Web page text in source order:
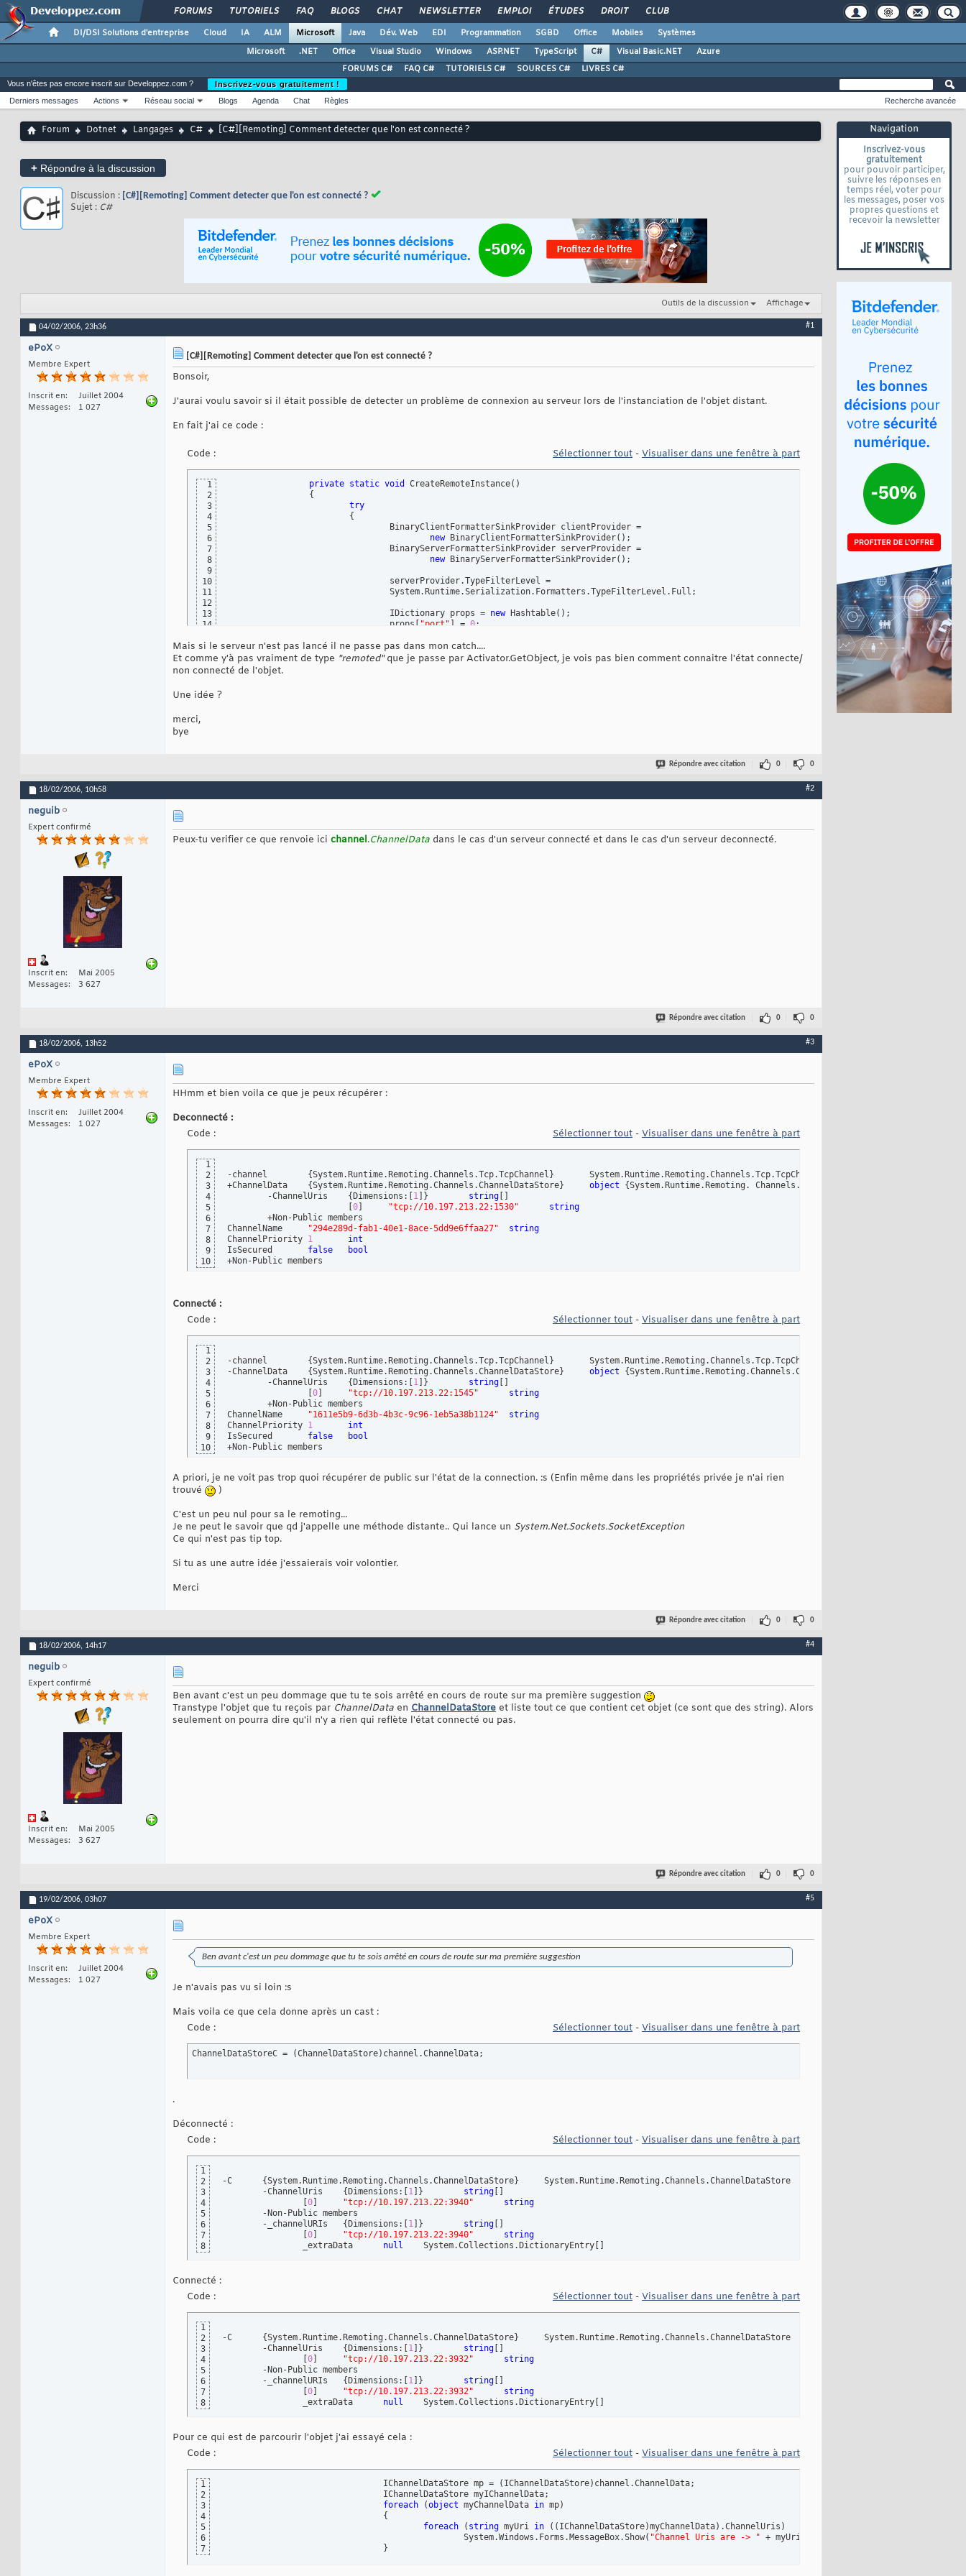
FORUMS TUTORIELS FAQ BLOGS CHAT NEWSLETTER EMPLOI ÉTUDES DROIT CLUB
DI/DSI Solutions d'entreprise Cloud IA ALM Microsoft Java Dév. Web EDI Programmation SGBD Office Mobiles
Systèmes
Microsoft
.NET Office Visual Studio Windows ASP.NET TypeScript C# Visual Basic.NET
Azure
FORUMS C#
FAQ C# TUTORIELS C# SOURCES C# LIVRES C#
Navigation
Inscrivez-vous
gratuitement
pour pouvoir participer,
suivre les réponses en
temps réel, voter pour
les messages, poser vos
propres questions et
recevoir la newsletter
Vous n'êtes pas encore inscrit sur Developpez.com ?
Inscrivez-vous gratuitement !
Derniers messages
Actions Réseau social Blogs Agenda Chat Règles Recherche avancée
Forum Dotnet Langages C# [C#][Remoting] Comment detecter que l'on est connecté ?
+ Répondre à la discussion
Discussion : [C#][Remoting] Comment detecter que l'on est connecté ?
Sujet : C#
Outils de la discussion Affichage
04/02/2006, 23h36 #1
ePoX
Membre Expert
Inscrit en
Juillet 2004
Messages
1 027
[C#][Remoting] Comment detecter que l'on est connecté ?
Bonsoir,
J'aurai voulu savoir si il était possible de detecter un problème de connexion au serveur lors de l'instanciation de l'objet distant.
En fait j'ai ce code :
Code : Sélectionner tout - Visualiser dans une fenêtre à part
1
2
3
4
5
6
7
8
9
10
11
12
13
14
16
17
18
20
21
30
private static void CreateRemoteInstance( )
{
try
{
new BinaryClientFormatterSinkProvider( ) ;
new BinaryServerFormatterSinkProvider( ) ;
				IDictionary props =
new Hashtable( ) ;
				props
[ "port" ] = 0;
				props
["typeFilterLevel"
Mais si le serveur n'est pas lancé il ne passe pas dans mon catch....
Et comme y'à pas vraiment de type "remoted"que je passe par Activator.GetObject, je vois pas bien comment connaitre l'état connecte/
non connecté de l'objet.
Une idée ?
merci,
bye
Répondre avec citation 0 0
18/02/2006, 10h58 #2
neguib
Expert confirmé
Inscrit en
Mai 2005
Messages
3 627
Peux-tu verifier ce que renvoie ici channel.ChannelData dans le cas d'un serveur connecté et dans le cas d'un serveur deconnecté.
Répondre avec citation 0 0
18/02/2006, 13h52 #3
ePoX
Membre Expert
Inscrit en
Juillet 2004
Messages
1 027
HHmm et bien voila ce que je peux récupérer :
Deconnecté :
Code :
Sélectionner tout - Visualiser dans une fenêtre à part
1
2
3
4
5
6
7
8
9
10
{System.Runtime.Remoting.Channels.Tcp.TcpChannel }
{System.Runtime.Remoting.Channels.ChannelDataStore} object {System.Runtime.Remoting. Channels.ChannelDataStore
{ Dimensions: 1 } string
0 "tcp://10.197.213.22:1530"
string
"294e289d-fab1-40e1-8ace-5dd9e6ffaa27"
string
1
int
false
bool
+Non-Public members
Connecté :
Code :
Sélectionner tout - Visualiser dans une fenêtre à part
1
2
3
4
5
6
7
8
9
10
{System.Runtime.Remoting.Channels.Tcp.TcpChannel }
{System.Runtime.Remoting.Channels.ChannelDataStore} object {System.Runtime.Remoting.Channels.ChannelDataStore
{ Dimensions: 1 } string
0 "tcp://10.197.213.22:1545"
string
"1611e5b9-6d3b-4b3c-9c96-1eb5a38b1124"
string
1
int
false
bool
+Non-Public members
A priori, je ne voit pas trop quoi récupérer de public sur l'état de la connection. :s (Enfin même dans les propriétés privée je n'ai rien
trouvé
)
C'est un peu nul pour sa le remoting...
Je ne peut le savoir que qd j'appelle une méthode distante.. Qui lance un System.Net.Sockets.SocketException
Ce qui n'est pas tip top.
Si tu as une autre idée j'essaierais voir volontier.
Merci
Répondre avec citation 0 0
18/02/2006, 14h17 #4
neguib
Expert confirmé
Inscrit en
Mai 2005
Messages
3 627
Ben avant c'est un peu dommage que tu te sois arrêté en cours de route sur ma première suggestion
Transtype l'objet que tu reçois par ChannelData en ChannelDataStore et liste tout ce que contient cet objet (ce sont que des string). Alors
seulement on pourra dire qu'il n'y a rien qui reflète l'état connecté ou pas.
Répondre avec citation 0 0
19/02/2006, 03h07 #5
ePoX
Membre Expert
Inscrit en
Juillet 2004
Messages
1 027
Ben avant c'est un peu dommage que tu te sois arrêté en cours de route sur ma première suggestion
Je n'avais pas vu si loin :s
Mais voila ce que cela donne après un cast :
Code :
Sélectionner tout - Visualiser dans une fenêtre à part
ChannelDataStoreC = (ChannelDataStore) channel.ChannelData;
.
Déconnecté :
Code :
Sélectionner tout - Visualiser dans une fenêtre à part
1
2
3
4
5
6
7
8
{System.Runtime.Remoting.Channels.ChannelDataStore}
{ Dimensions: 1 } string
0 "tcp://10.197.213.22:3940"
string
{ Dimensions: 1 } string
0 "tcp://10.197.213.22:3940"
string
null
	System.Collections.DictionaryEntry
Connecté :
Code :
Sélectionner tout - Visualiser dans une fenêtre à part
1
2
3
4
5
6
7
8
{System.Runtime.Remoting.Channels.ChannelDataStore}
{ Dimensions: 1 } string
0 "tcp://10.197.213.22:3932"
string
{ Dimensions: 1 } string
0 "tcp://10.197.213.22:3932"
string
null
	System.Collections.DictionaryEntry
Pour ce qui est de parcourir l'objet j'ai essayé cela :
Code :
Sélectionner tout - Visualiser dans une fenêtre à part
1
2
3
4
5
6
7
				IChannelDataStore mp =
( IChannelDataStore) channel.ChannelData;
foreach
(object myChannelData in mp)
{
foreach
( string myUri in ( ( IChannelDataStore)myChannelData) .ChannelUris )
						System.Windows.Forms.MessageBox.Show
( "Channel Uris are -> " + myUri
}